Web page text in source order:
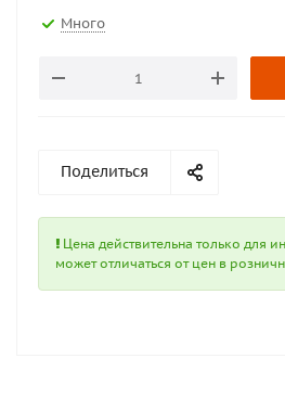
Много
Поделиться
Цена действительна только для
может отличаться от цен в